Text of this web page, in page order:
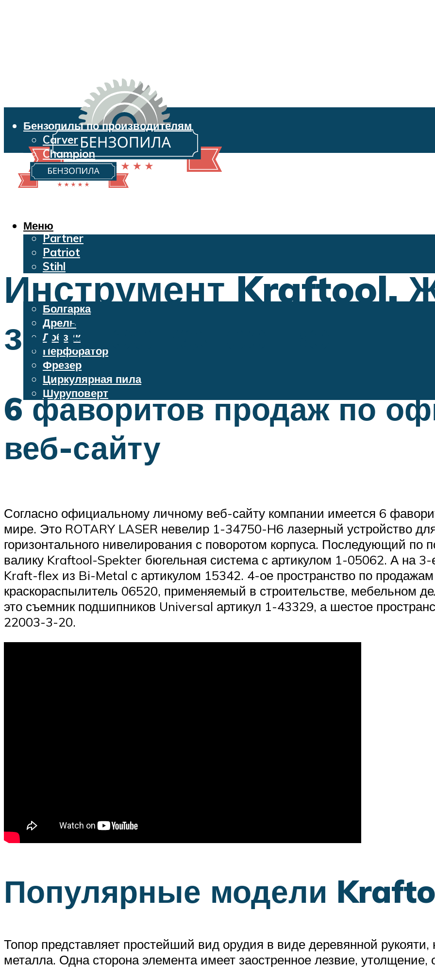
Бензопилы по производителям
Carver
Champion
Echo
Husqvarna
Oleo-Mac
Partner
Patriot
Stihl
Бензопилы
Электроинструменты
Болгарка
Дрель
Лобзик
Перфоратор
Фрезер
Циркулярная пила
Шуруповерт
Меню
Меню
Инструмент Kraftool.
зелёное качество
6 фаворитов продаж по
веб-сайту
Согласно официальному личному веб-сайту компании имеется 6
мире. Это ROTARY LASER невелир 1-34750-H6 лазерный устройство
горизонтального нивелирования с поворотом корпуса. Последующий по
валику Kraftool-Spekter бюгельная система с артикулом 1-05062. А на
Kraft-flex из Bi-Metal с артикулом 15342. 4-ое пространство по
краскораспылитель 06520, применяемый в строительстве, мебельном
это съемник подшипников Universal артикул 1-43329, а шестое
22003-3-20.
Популярные модели
Топор представляет простейший вид орудия в виде деревянной рукояти,
металла. Одна сторона элемента имеет заостренное лезвие, утолщение,